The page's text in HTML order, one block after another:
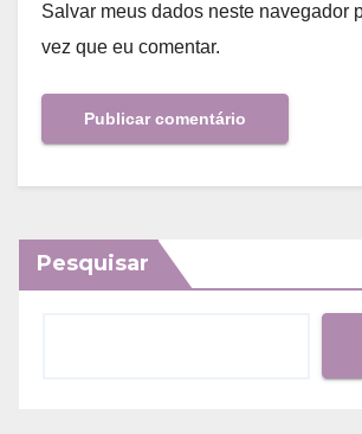
Salvar meus dados neste navegador
vez que eu comentar.
Pesquisar